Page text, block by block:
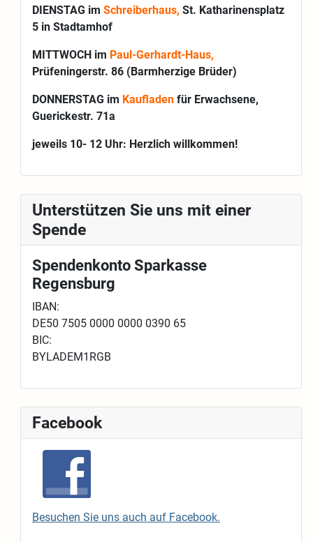
DIENSTAG im Schreiberhaus, St. Katharinensplatz
5 in Stadtamhof
MITTWOCH im Paul-Gerhardt-Haus,
Prüfeningerstr. 86 (Barmherzige Brüder)
DONNERSTAG im Kaufladenfür Erwachsene,
Guerickestr. 71a
jeweils 10- 12 Uhr: Herzlich willkommen!
Unterstützen Sie uns mit einer
Spende
Spendenkonto Sparkasse
Regensburg
IBAN:
DE50 7505 0000 0000 0390 65
BIC:
BYLADEM1RGB
Facebook
Besuchen Sie uns auch auf Facebook.